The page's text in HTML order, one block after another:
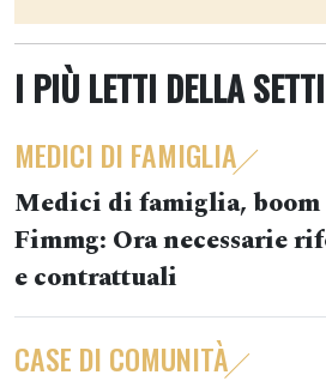
I PIÙ LETTI DELLA
MEDICI DI FAMIGLIA
Medici di famiglia,
Fimmg: Ora necessarie
e contrattuali
CASE DI COMUNITÀ